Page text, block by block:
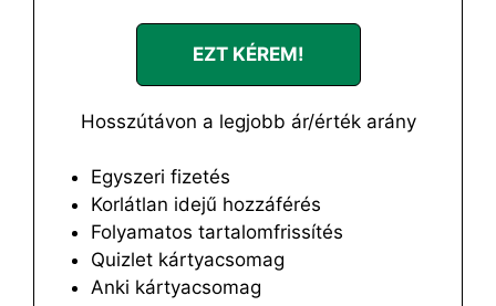
EZT KÉREM!
Hosszútávon a legjobb ár/érték arány
Egyszeri fizetés
Korlátlan idejű hozzáférés
Folyamatos tartalomfrissítés
Quizlet kártyacsomag
Anki kártyacsomag